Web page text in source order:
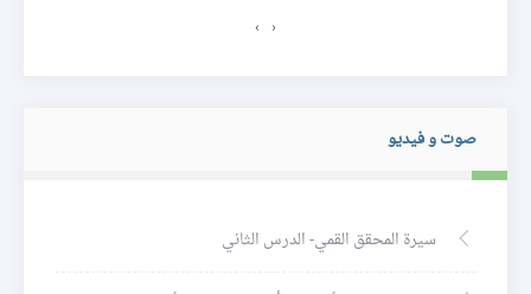
‹
›
صوت و فيديو
سيرة المحقق القمي- الدرس الثاني